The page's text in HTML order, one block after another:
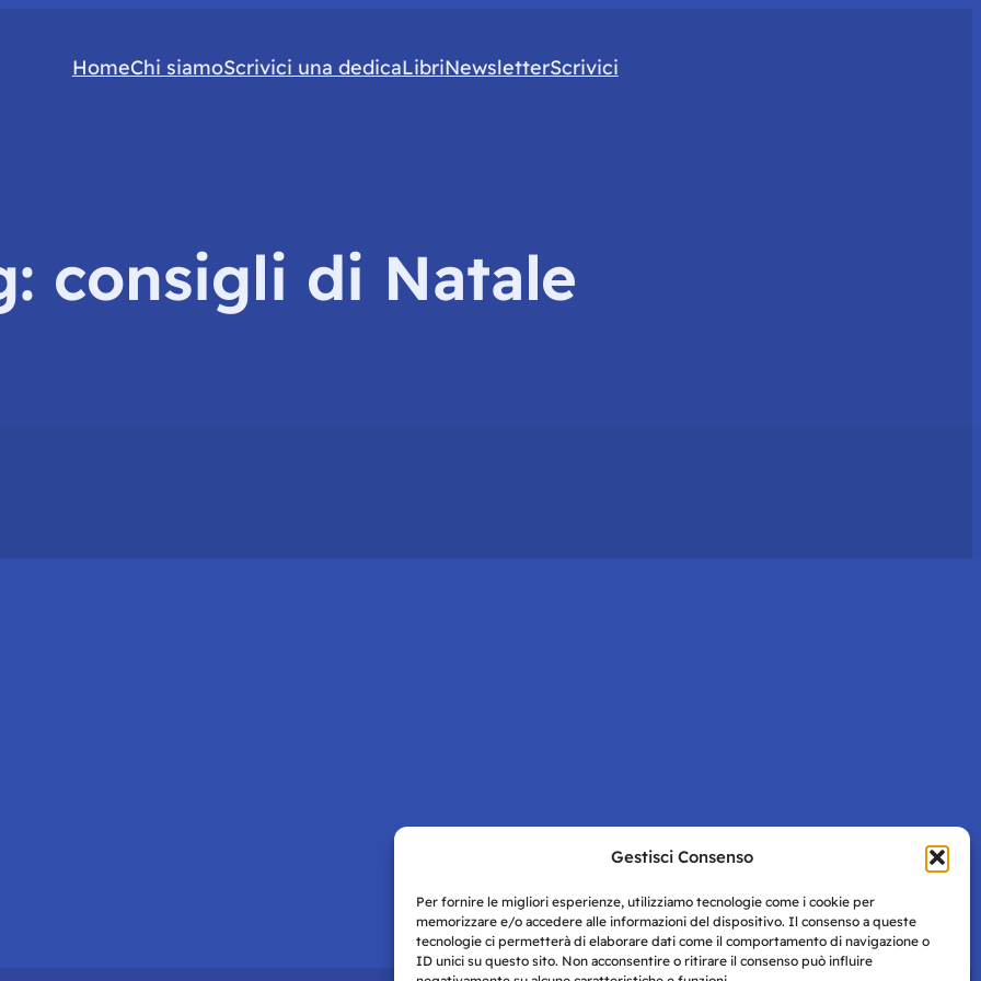
Gestisci Consenso
Per fornire le migliori esperienze, utilizziamo tecnologie come i cookie per
memorizzare e/o accedere alle informazioni del dispositivo. Il consenso a queste
tecnologie ci permetterà di elaborare dati come il comportamento di navigazione o
ID unici su questo sito. Non acconsentire o ritirare il consenso può influire
HomeChi siamoScrivici una dedicaLibriNewsletterScrivici
consigli di Natale